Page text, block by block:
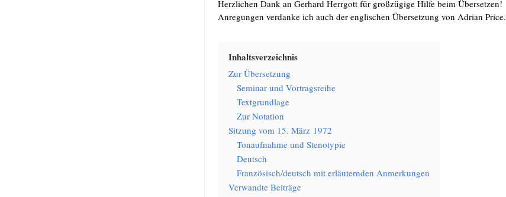
Herz­li­chen Dank an Ger­hard Herr­gott für groß­zü­gi­ge Hil­fe beim Über­set­zen!
Anre­gun­gen ver­dan­ke ich auch der eng­li­schen Über­set­zung von Adri­an Pri­ce.
Inhalts­ver­zeich­nis
Zur Über­set­zung
Semi­nar und Vortragsreihe
Text­grund­la­ge
Zur Nota­ti­on
Sit­zung vom 15. März 1972
Ton­auf­nah­me und Stenotypie
Deutsch
Französisch/​deutsch mit erläu­tern­den Anmerkungen
Ver­wand­te Beiträge